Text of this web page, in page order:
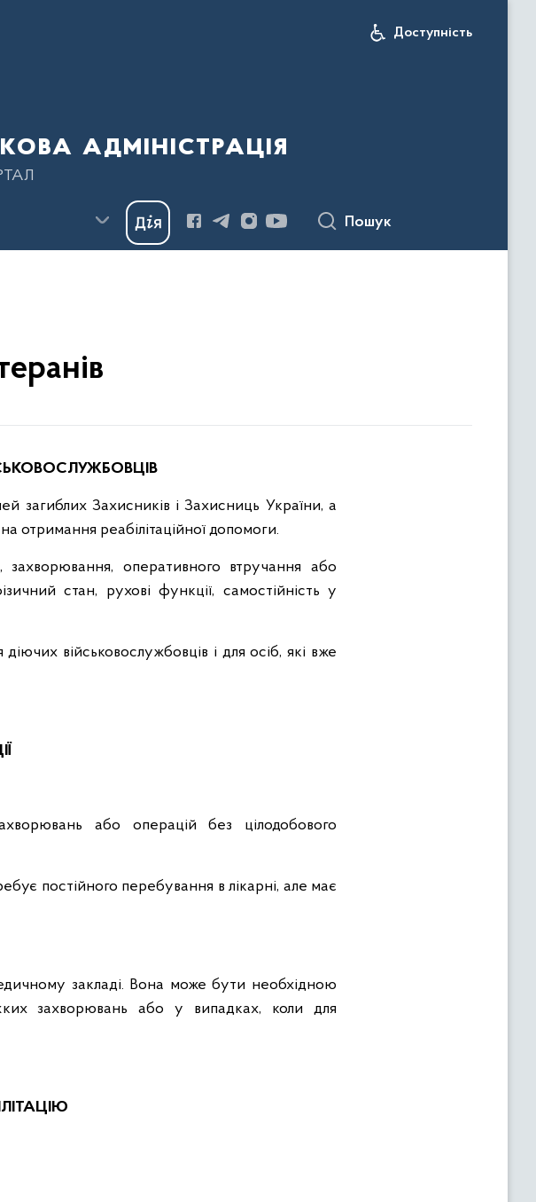
Доступність
адміністрація
Пошук
загиблих Захисників і Захисниць України, а
отримання реабілітаційної допомоги.
захворювання, оперативного втручання або
стан, рухові функції, самостійність у
військовослужбовців і для осіб, які вже
або операцій без цілодобового
постійного перебування в лікарні, але має
закладі. Вона може бути необхідною
захворювань або у випадках, коли для